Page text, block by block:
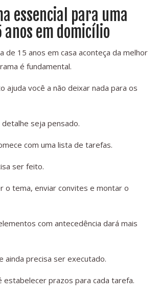
essencial para uma
anos em domicílio
de 15 anos em casa aconteça da melhor
é fundamental.
ajuda você a não deixar nada para os
seja pensado.
com uma lista de tarefas.
ser feito.
o tema, enviar convites e montar o
com antecedência dará mais
ainda precisa ser executado.
estabelecer prazos para cada tarefa.